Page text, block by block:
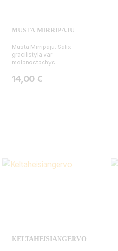
MUSTA MIRRIPAJU
Musta Mirripaju. Salix
gracilistyla var
melanostachys
Hinta
14,00 €
KELTAHEISIANGERVO